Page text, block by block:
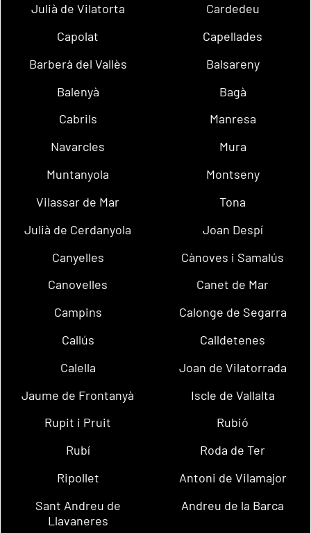
Julià de Vilatorta
Cardedeu
Capolat
Capellades
Barberà del Vallès
Balsareny
Balenyà
Bagà
Cabrils
Manresa
Navarcles
Mura
Muntanyola
Montseny
Vilassar de Mar
Tona
Julià de Cerdanyola
Joan Despí
Canyelles
Cànoves i Samalús
Canovelles
Canet de Mar
Campins
Calonge de Segarra
Callús
Calldetenes
Calella
Joan de Vilatorrada
Jaume de Frontanyà
Iscle de Vallalta
Rupit i Pruit
Rubió
Rubí
Roda de Ter
Ripollet
Antoni de Vilamajor
Sant Andreu de
Llavaneres
Andreu de la Barca